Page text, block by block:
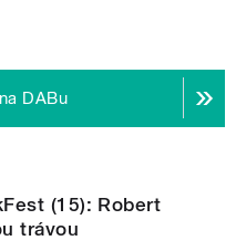
DABu
(15): Robert
trávou